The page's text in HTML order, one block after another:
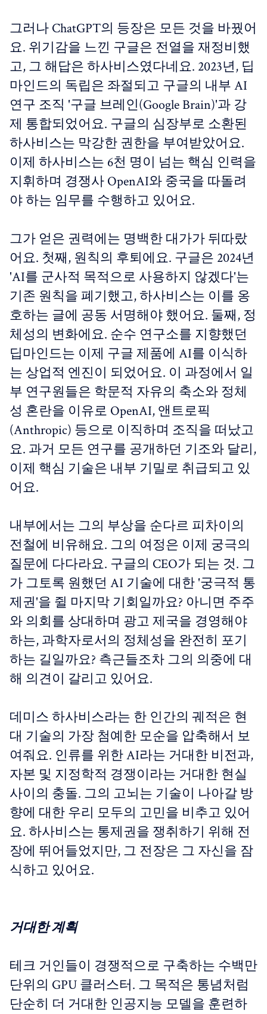
그러나 ChatGPT의 등장은 모든 것을 바꿨어
요. 위기감을 느낀 구글은 전열을 재정비했
고, 그 해답은 하사비스였다네요. 2023년, 딥
마인드의 독립은 좌절되고 구글의 내부 AI
연구 조직 '구글 브레인(Google Brain)'과 강
제 통합되었어요. 구글의 심장부로 소환된
하사비스는 막강한 권한을 부여받았어요.
이제 하사비스는 6천 명이 넘는 핵심 인력을
지휘하며 경쟁사 OpenAI와 중국을 따돌려
야 하는 임무를 수행하고 있어요.
그가 얻은 권력에는 명백한 대가가 뒤따랐
어요. 첫째, 원칙의 후퇴에요. 구글은 2024년
'AI를 군사적 목적으로 사용하지 않겠다'는
기존 원칙을 폐기했고, 하사비스는 이를 옹
호하는 글에 공동 서명해야 했어요. 둘째, 정
체성의 변화에요. 순수 연구소를 지향했던
딥마인드는 이제 구글 제품에 AI를 이식하
는 상업적 엔진이 되었어요. 이 과정에서 일
부 연구원들은 학문적 자유의 축소와 정체
성 혼란을 이유로 OpenAI, 앤트로픽
(Anthropic) 등으로 이직하며 조직을 떠났고
요. 과거 모든 연구를 공개하던 기조와 달리,
이제 핵심 기술은 내부 기밀로 취급되고 있
어요.
내부에서는 그의 부상을 순다르 피차이의
전철에 비유해요. 그의 여정은 이제 궁극의
질문에 다다라요. 구글의 CEO가 되는 것. 그
가 그토록 원했던 AI 기술에 대한 '궁극적 통
제권'을 쥘 마지막 기회일까요? 아니면 주주
와 의회를 상대하며 광고 제국을 경영해야
하는, 과학자로서의 정체성을 완전히 포기
하는 길일까요? 측근들조차 그의 의중에 대
해 의견이 갈리고 있어요.
데미스 하사비스라는 한 인간의 궤적은 현
대 기술의 가장 첨예한 모순을 압축해서 보
여줘요. 인류를 위한 AI라는 거대한 비전과,
자본 및 지정학적 경쟁이라는 거대한 현실
사이의 충돌. 그의 고뇌는 기술이 나아갈 방
향에 대한 우리 모두의 고민을 비추고 있어
요. 하사비스는 통제권을 쟁취하기 위해 전
장에 뛰어들었지만, 그 전장은 그 자신을 잠
식하고 있어요.
거대한 계획
테크 거인들이 경쟁적으로 구축하는 수백만
단위의 GPU 클러스터. 그 목적은 통념처럼
단순히 더 거대한 인공지능 모델을 훈련하